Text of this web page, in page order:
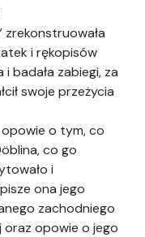
i rękopisów
badała zabiegi, za
swoje przeżycia
o tym, co
co go
i
ona jego
zachodniego
oraz opowie o jego